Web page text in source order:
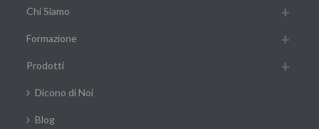
Chi Siamo
Formazione
Prodotti
Dicono di Noi
Blog